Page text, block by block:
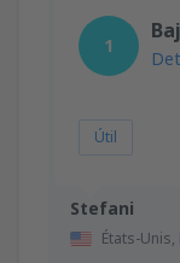
Stefani
États-Unis,
1
Útil